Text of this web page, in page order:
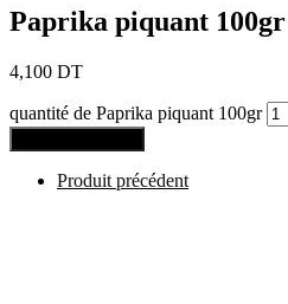
Paprika piquant 100gr
4,100 DT
quantité de Paprika piquant 100gr
Produit précédent